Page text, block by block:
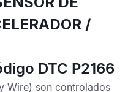
/
DTC P2166
Wire) son controlados